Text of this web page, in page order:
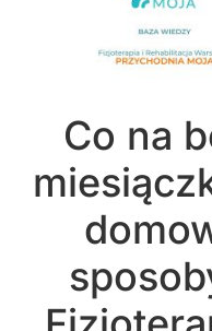
Co na